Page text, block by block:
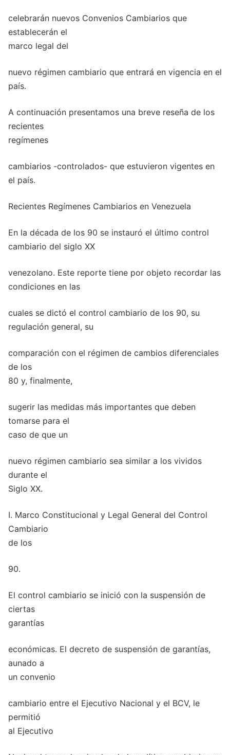
celebrarán nuevos Convenios Cambiarios que
establecerán el
marco legal del
nuevo régimen cambiario que entrará en vigencia en el
país.
A continuación presentamos una breve reseña de los
recientes
regímenes
cambiarios -controlados- que estuvieron vigentes en
el país.
Recientes Regímenes Cambiarios en Venezuela
En la década de los 90 se instauró el último control
cambiario del siglo XX
venezolano. Este reporte tiene por objeto recordar las
condiciones en las
cuales se dictó el control cambiario de los 90, su
regulación general, su
comparación con el régimen de cambios diferenciales
de los
80 y, finalmente,
sugerir las medidas más importantes que deben
tomarse para el
caso de que un
nuevo régimen cambiario sea similar a los vividos
durante el
Siglo XX.
I. Marco Constitucional y Legal General del Control
Cambiario
de los
90.
El control cambiario se inició con la suspensión de
ciertas
garantías
económicas. El decreto de suspensión de garantías,
aunado a
un convenio
cambiario entre el Ejecutivo Nacional y el BCV, le
permitió
al Ejecutivo